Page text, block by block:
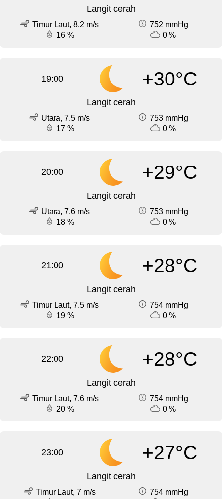
Langit cerah
Timur Laut, 8.2 m/s
752 mmHg
16 %
0 %
19:00 +30°C
Langit cerah
Utara, 7.5 m/s
753 mmHg
17 %
0 %
20:00 +29°C
Langit cerah
Utara, 7.6 m/s
753 mmHg
18 %
0 %
21:00 +28°C
Langit cerah
Timur Laut, 7.5 m/s
754 mmHg
19 %
0 %
22:00 +28°C
Langit cerah
Timur Laut, 7.6 m/s
754 mmHg
20 %
0 %
23:00 +27°C
Langit cerah
Timur Laut, 7 m/s
754 mmHg